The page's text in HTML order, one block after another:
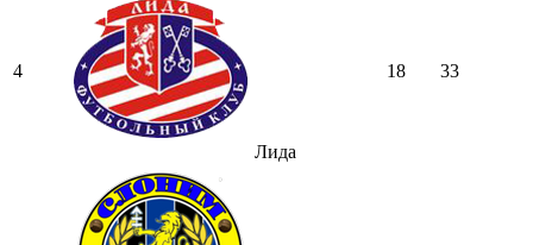
4
Лида
18 33